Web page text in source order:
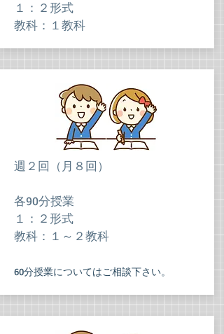
１：２形式
教科：１教科
週２回（月８回）
各90分授業
１：２形式
教科：１～２教科
60分授業についてはご相談下さい。